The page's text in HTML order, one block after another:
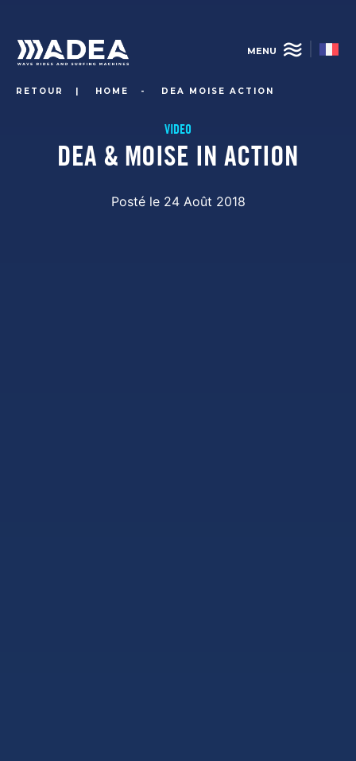
contenu
principal
MENU
RETOUR | HOME - DEA MOISE ACTION
VIDEO
DEA & MOISE IN ACTION
Posté le 24 Août 2018